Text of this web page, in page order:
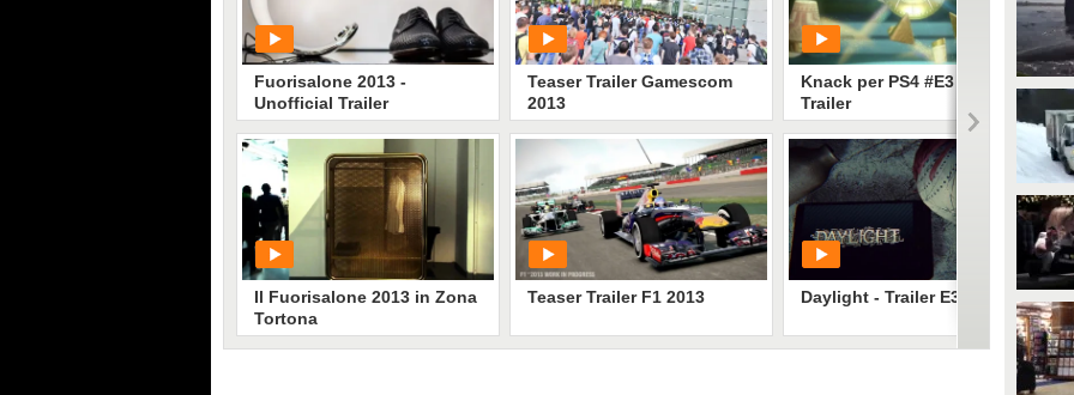
Fuorisalone 2013 -
Unofficial Trailer
PLAY
124 Zaza
Il Fuorisalone 2013 in Zona
Tortona
Teaser Trailer Gamescom
2013
PLAY
88 CyberLudus
Teaser Trailer F1 2013
Knack per PS4 #E3 2013
Trailer
PLAY
61• diGamesFanpage
Daylight - Trailer E3 2013